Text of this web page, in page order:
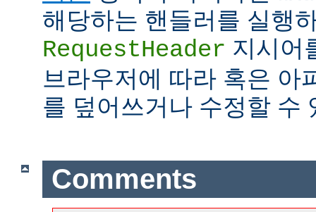
해당하는 핸들러를 실행
RequestHeader 지시어
브라우저에 따라 혹은 아
를 덮어쓰거나 수정할 수
Comments